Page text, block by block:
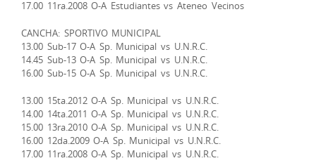
17.00 11ra.2008 O-A Estudiantes vs Ateneo Vecinos
CANCHA: SPORTIVO MUNICIPAL
13.00 Sub-17 O-A Sp. Municipal vs U.N.R.C.
14.45 Sub-13 O-A Sp. Municipal vs U.N.R.C.
16.00 Sub-15 O-A Sp. Municipal vs U.N.R.C.
13.00 15ta.2012 O-A Sp. Municipal vs U.N.R.C.
14.00 14ta.2011 O-A Sp. Municipal vs U.N.R.C.
15.00 13ra.2010 O-A Sp. Municipal vs U.N.R.C.
16.00 12da.2009 O-A Sp. Municipal vs U.N.R.C.
17.00 11ra.2008 O-A Sp. Municipal vs U.N.R.C.